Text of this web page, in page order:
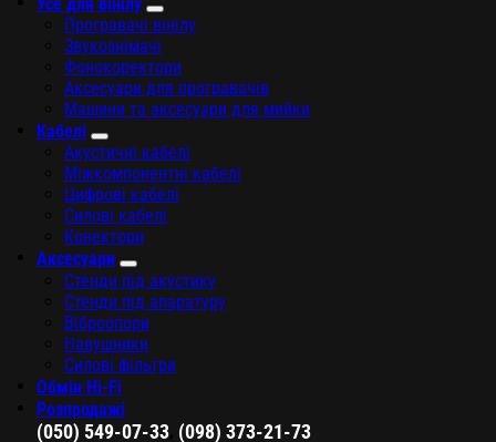
Програвачі вінілу
Звукознімачі
Фонокоректори
Аксесуари для програвачів
Машини та аксесуари для мийки
Кабелі
Акустичні кабелі
Міжкомпонентні кабелі
Цифрові кабелі
Силові кабелі
Конектори
Аксесуари
Стенди під акустику
Стенди під апаратуру
Віброопори
Навушники
Силові фільтри
Обмін Hi-Fi
Розпродажі
(050) 549-07-33 (098) 373-21-73